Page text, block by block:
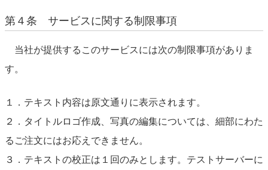
第４条 サービスに関する制限事項
当社が提供するこのサービスには次の制限事項がありま
す。
１．テキスト内容は原文通りに表示されます。
２．タイトルロゴ作成、写真の編集については、細部にわた
るご注文にはお応えできません。
３．テキストの校正は１回のみとします。テストサーバーに